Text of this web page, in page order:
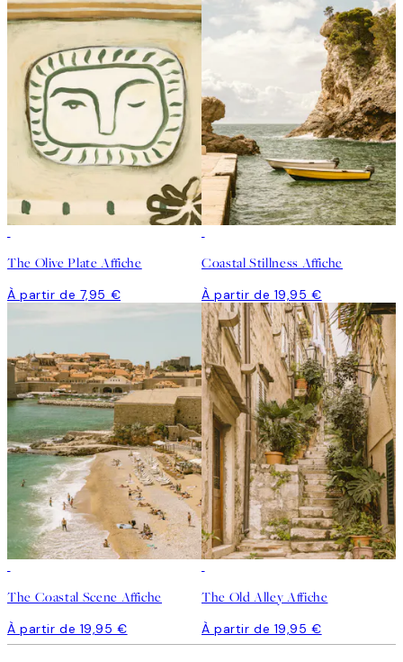
The Olive Plate Affiche
À partir de 7,95 €
Coastal Stillness Affiche
À partir de 19,95 €
The Coastal Scene Affiche
À partir de 19,95 €
The Old Alley Affiche
À partir de 19,95 €